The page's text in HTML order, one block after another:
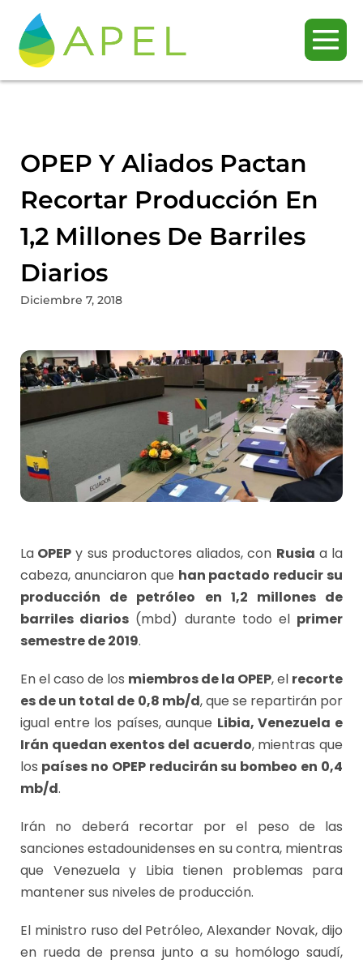
OPEP Y Aliados Pactan
Recortar Producción En
1,2 Millones De Barriles
Diarios
Diciembre 7, 2018
La OPEP y sus productores aliados, con Rusia a la
cabeza, anunciaron que han pactado reducir su
producción de petróleo en 1,2 millones de
barriles diarios (mbd) durante todo el primer
semestre de 2019.
En el caso de los miembros de la OPEP, el recorte
es de un total de 0,8 mb/d, que se repartirán por
igual entre los países, aunque Libia, Venezuela e
Irán quedan exentos del acuerdo, mientras que
los países no OPEP reducirán su bombeo en 0,4
mb/d.
Irán no deberá recortar por el peso de las
sanciones estadounidenses en su contra, mientras
que Venezuela y Libia tienen problemas para
mantener sus niveles de producción.
El ministro ruso del Petróleo, Alexander Novak, dijo
en rueda de prensa junto a su homólogo saudí,